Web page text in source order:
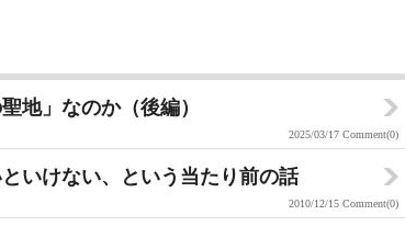
地」なのか（後編）
2025/03/17 Comment(0)
いけない、という当たり前の話
2010/12/15 Comment(0)